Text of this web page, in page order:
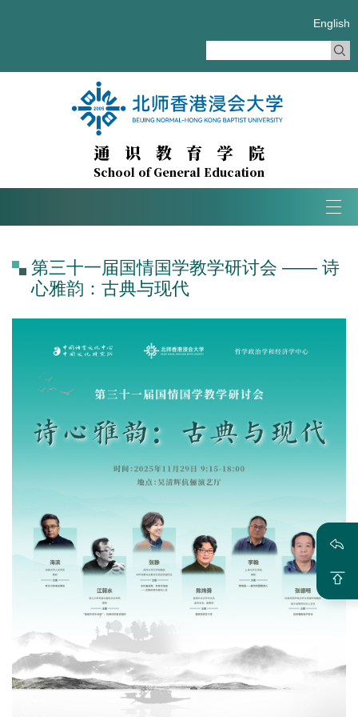
通识教育学院
School of General Education
English
第三十一届国情国学教学研讨会 —— 诗
心雅韵：古典与现代